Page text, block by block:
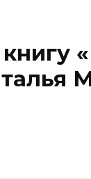
книгу